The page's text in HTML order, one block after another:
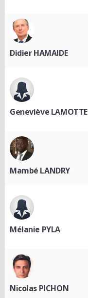
Didier HAMAIDE
Geneviève LAMOTTE
Mambé LANDRY
Mélanie PYLA
Nicolas PICHON